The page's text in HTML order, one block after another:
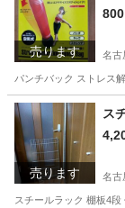
売ります 名古
パンチバック ストレス
愛知 名古屋市
売ります
ス
名古
スチールラック 棚板4